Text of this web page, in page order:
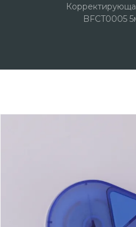
BFCT0005